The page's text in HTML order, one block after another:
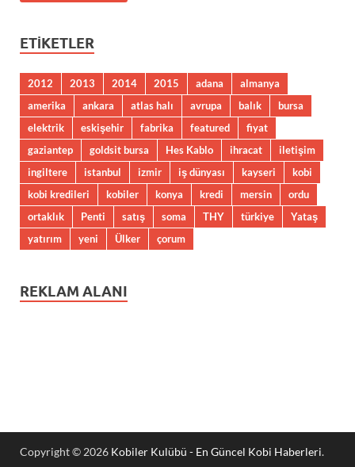
ETIKETLER
2012 2013 2014 2015 adana
almanya
amerika
ankara atlas halı avrupa balık
bursa
elektrik
eskişehir fabrika featured
fiyat
gaziantep
goldsit bursa Hes Kablo ihracat
iletişim
ingiltere
istanbul izmir iş dünyası kayseri
kobi
kobi kredileri
kobiler konya kredi mersin
ordu
ortaklık
Penti satış soma THY türkiye
Yataş
yatırım
yeni Ülker çorum
REKLAM ALANI
Copyright © 2026 Kobiler Kulübü - En Güncel Kobi Haberleri.